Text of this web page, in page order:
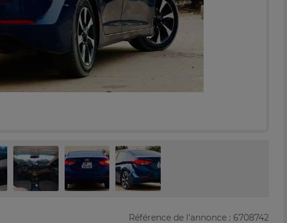
Référence de l'annonce : 6708742